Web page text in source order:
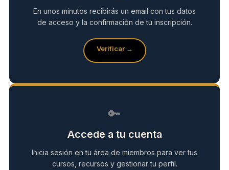
En unos minutos recibirás un email con tus datos
de acceso y la confirmación de tu inscripción.
Verificar →
🔑
Accede a tu cuenta
Inicia sesión en tu área de miembros para ver tus
cursos, recursos y gestionar tu perfil.